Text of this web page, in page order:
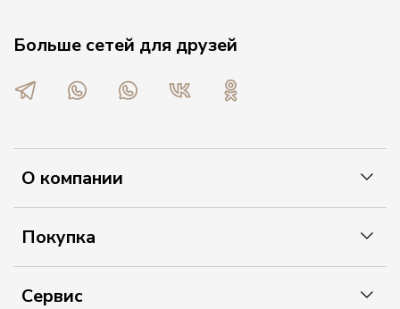
О компании
Покупка
Сервис
Больше сетей для друзей